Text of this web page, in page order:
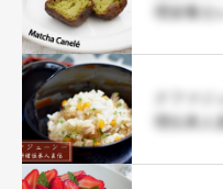
理栄養士
クファ
理伝承人